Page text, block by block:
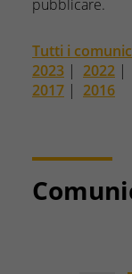
pubblicare.
Tutti i
2023 | 2022 |
2017 | 2016